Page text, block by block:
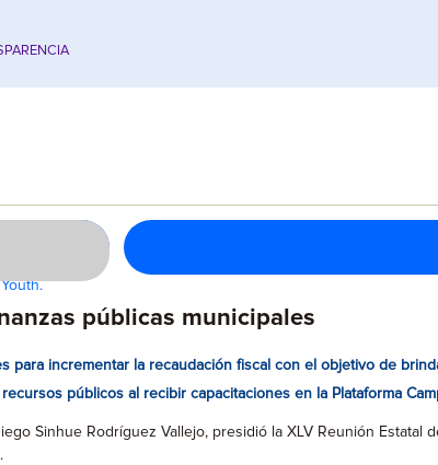
públicas municipales
para incrementar la recaudación fiscal con el objetivo de
públicos al recibir capacitaciones en la Plataforma
Sinhue Rodríguez Vallejo, presidió la XLV Reunión